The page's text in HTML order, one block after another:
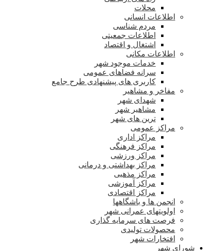
محلات
اطلاعات انسانی
مردم شناسی
اطلاعات جمعیتی
اشتغال و اقتصاد
اطلاعات مکانی
خدمات موجود شهر
سرانه فضاهای عمومی
کاربری های پیشنهادی طرح جامع
مفاخر و مشاهیر
شهدای شهر
مشاهیر شهر
ترین های شهر
مراکز عمومی
مراکز اداری
مراکز فرهنگی
مراکز ورزشی
مراکز بهداشتی و درمانی
مراکز مذهبی
مراکز آموزشی
مراکز اقتصادی
انجمن ها و باشگاهها
اولویتهای عمرانی شهر
فرصت های سرمایه گذاری
محصولات تولیدی
افتخارات شهر
شورای شهر